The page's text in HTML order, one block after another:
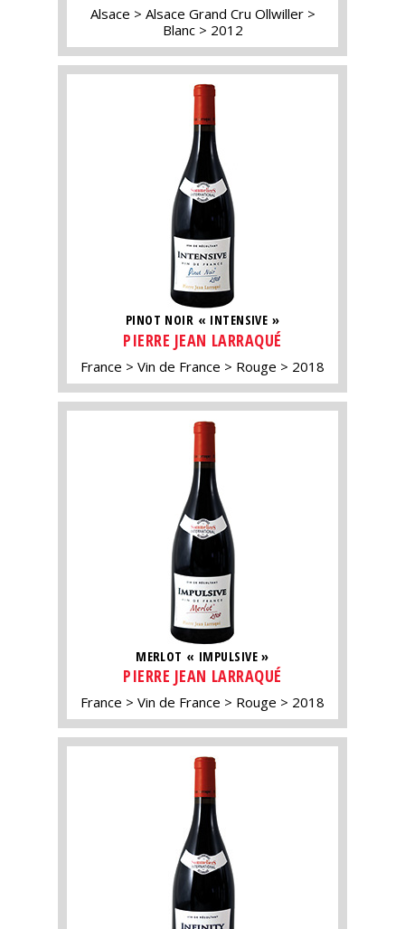
Alsace
Alsace Grand Cru Ollwiller
Blanc
2012
PINOT NOIR « INTENSIVE »
PIERRE JEAN LARRAQUÉ
France Vin de France Rouge 2018
MERLOT « IMPULSIVE »
PIERRE JEAN LARRAQUÉ
France Vin de France Rouge 2018